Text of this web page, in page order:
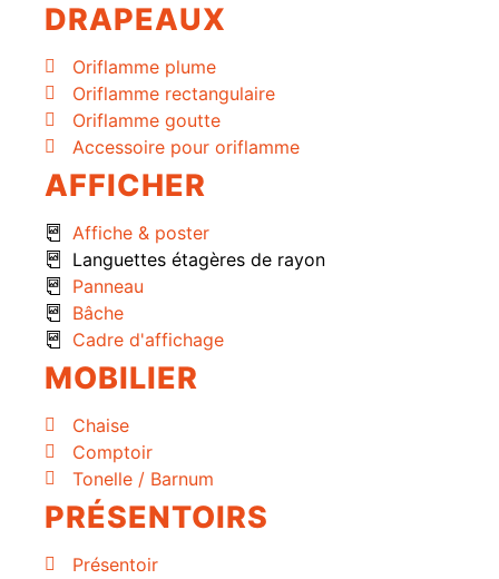
DRAPEAUX
Oriflamme plume
Oriflamme rectangulaire
Oriflamme goutte
Accessoire pour oriflamme
AFFICHER
Affiche & poster
Languettes étagères de rayon
Panneau
Bâche
Cadre d'affichage
MOBILIER
Chaise
Comptoir
Tonelle / Barnum
PRÉSENTOIRS
Présentoir